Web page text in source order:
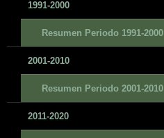
1991-2000
Resumen Periodo 1991-2000
2001-2010
Resumen Periodo 2001-2010
2011-2020